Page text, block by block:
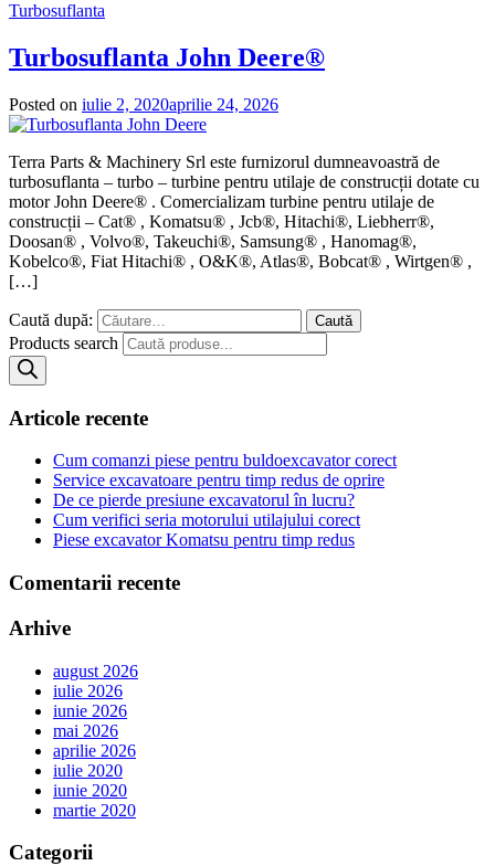
Turbosuflanta
Turbosuflanta John Deere®
Posted on iulie 2, 2020aprilie 24, 2026
Terra Parts & Machinery Srl este furnizorul dumneavoastră de
turbosuflanta – turbo – turbine pentru utilaje de construcții dotate cu
motor John Deere® . Comercializam turbine pentru utilaje de
construcții – Cat® , Komatsu® , Jcb®, Hitachi®, Liebherr®,
Doosan® , Volvo®, Takeuchi®, Samsung® , Hanomag®,
Kobelco®, Fiat Hitachi® , O&K®, Atlas®, Bobcat® , Wirtgen® ,
[…]
Caută după:
Products search
Articole recente
Cum comanzi piese pentru buldoexcavator corect
Service excavatoare pentru timp redus de oprire
De ce pierde presiune excavatorul în lucru?
Cum verifici seria motorului utilajului corect
Piese excavator Komatsu pentru timp redus
Comentarii recente
Arhive
august 2026
iulie 2026
iunie 2026
mai 2026
aprilie 2026
iulie 2020
iunie 2020
martie 2020
Categorii